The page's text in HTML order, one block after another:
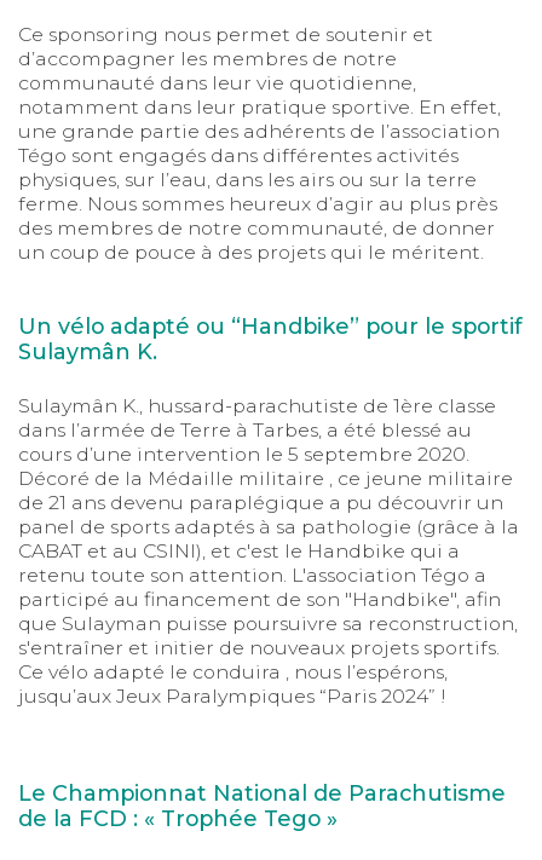
Ce sponsoring nous permet de soutenir et
d’accompagner les membres de notre
communauté dans leur vie quotidienne,
notamment dans leur pratique sportive. En effet,
une grande partie des adhérents de l’association
Tégo sont engagés dans différentes activités
physiques, sur l’eau, dans les airs ou sur la terre
ferme. Nous sommes heureux d’agir au plus près
des membres de notre communauté, de donner
un coup de pouce à des projets qui le méritent.
Un vélo adapté ou “Handbike” pour le sportif
Sulaymân K.
Sulaymân K., hussard-parachutiste de 1ère classe
dans l’armée de Terre à Tarbes, a été blessé au
cours d’une intervention le 5 septembre 2020.
Décoré de la Médaille militaire , ce jeune militaire
de 21 ans devenu paraplégique a pu découvrir un
panel de sports adaptés à sa pathologie (grâce à la
CABAT et au CSINI), et c'est le Handbike qui a
retenu toute son attention. L'association Tégo a
participé au financement de son "Handbike", afin
que Sulayman puisse poursuivre sa reconstruction,
s'entraîner et initier de nouveaux projets sportifs.
Ce vélo adapté le conduira , nous l’espérons,
jusqu’aux Jeux Paralympiques “Paris 2024” !
Le Championnat National de Parachutisme
de la FCD : « Trophée Tego »